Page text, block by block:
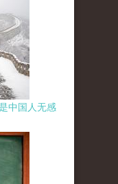
中国人无感